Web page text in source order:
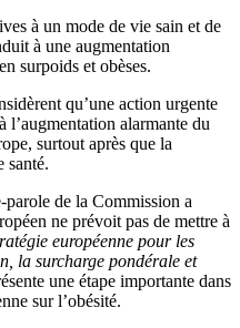
à un mode de vie sain et de
à une augmentation
surpoids et obèses.
qu’une action urgente
l’augmentation alarmante du
surtout après que la
santé.
de la Commission a
ne prévoit pas de mettre à
européenne pour les
la surcharge pondérale et
une étape importante dans
sur l’obésité.